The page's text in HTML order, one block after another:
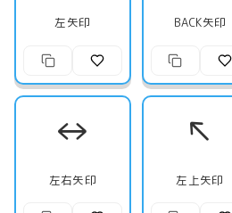
左矢印 BACK矢印
↔
左右矢印
↖
左上矢印